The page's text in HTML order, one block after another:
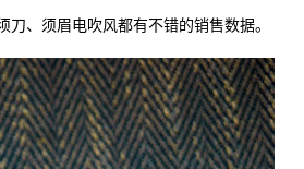
、须眉电吹风都有不错的销售数据。